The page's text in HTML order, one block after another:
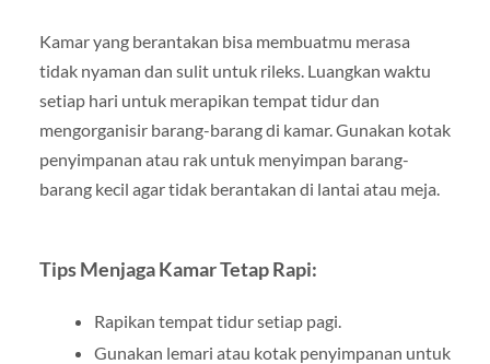
Kamar yang berantakan bisa membuatmu merasa
tidak nyaman dan sulit untuk rileks. Luangkan waktu
setiap hari untuk merapikan tempat tidur dan
mengorganisir barang-barang di kamar. Gunakan kotak
penyimpanan atau rak untuk menyimpan barang-
barang kecil agar tidak berantakan di lantai atau meja.
Tips Menjaga Kamar Tetap Rapi:
Rapikan tempat tidur setiap pagi.
Gunakan lemari atau kotak penyimpanan untuk